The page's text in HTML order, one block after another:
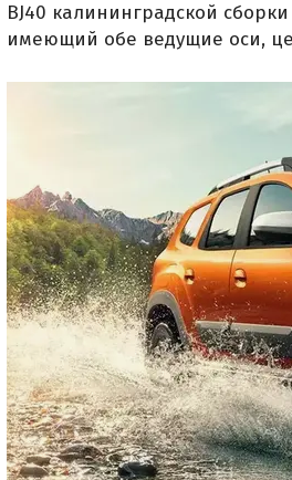
BJ40 калининградской
имеющий обе ведущие оси,